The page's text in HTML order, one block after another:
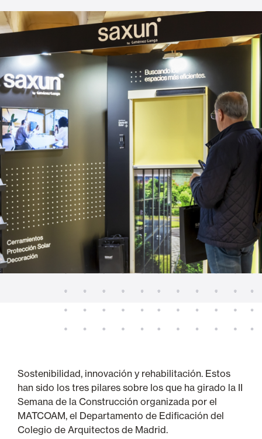
Sostenibilidad, innovación y rehabilitación. Estos
han sido los tres pilares sobre los que ha girado la II
Semana de la Construcción organizada por el
MATCOAM, el Departamento de Edificación del
Colegio de Arquitectos de Madrid.